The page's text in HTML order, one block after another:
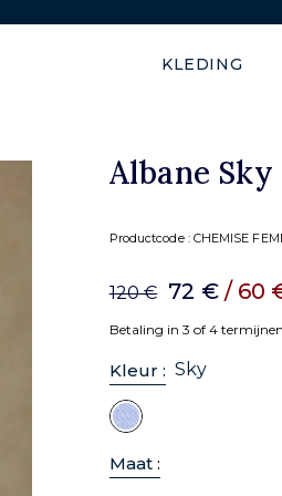
Gratis levering in de
KLEDING
Albane
Productcode : CHEMISE
120 € 72 €/ 60
Betaling in 3 of 4
Kleur : Sky
Maat :